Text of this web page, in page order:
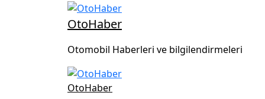
OtoHaber
Otomobil Haberleri ve bilgilendirmeleri
OtoHaber